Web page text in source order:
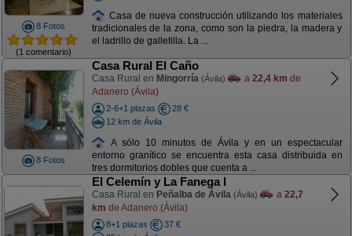
8 Fotos
(1 comentario)
Casa de nueva construcción utilizando los materiales
tradicionales de la zona, como son la piedra, la madera y
el ladrillo de galletilla. La ...
8 Fotos
Casa Rural El Caño
Casa Rural en Mingorría (Ávila) a 22,4 km de
Adanero (Ávila)
2-6+1 plazas
28 €
12 km de Ávila
A sólo 10 minutos de Ávila y en un espectacular
entorno granítico se encuentra esta casa distribuida en
tres dormitorios dobles que cuenta a ...
El Celemín y La Fanega I
Casa Rural en Peñalba de Ávila (Ávila) a 22,7
km de Adanero (Ávila)
8+1 plazas
37 €